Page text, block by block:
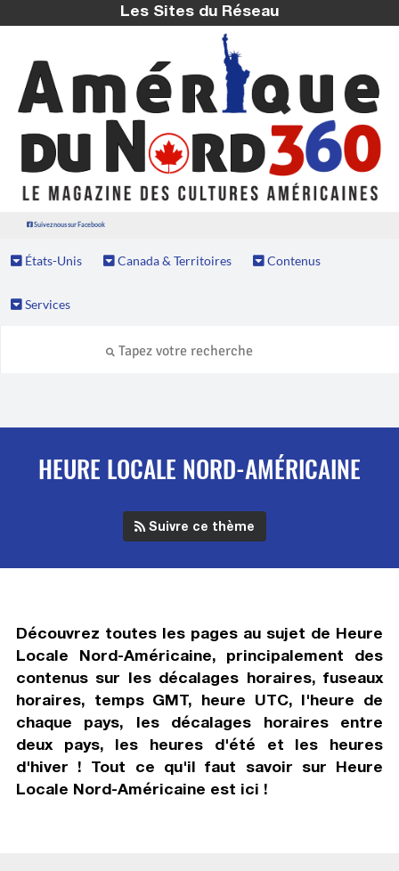
Les Sites du Réseau
Suivez nous sur Facebook
États-Unis Canada & Territoires Contenus
Services
HEURE LOCALE NORD-AMÉRICAINE
Suivre ce thème
Découvrez toutes les pages au sujet de Heure
Locale Nord-Américaine, principalement des
contenus sur les décalages horaires, fuseaux
horaires, temps GMT, heure UTC, l'heure de
chaque pays, les décalages horaires entre
deux pays, les heures d'été et les heures
d'hiver ! Tout ce qu'il faut savoir sur Heure
Locale Nord-Américaine est ici !